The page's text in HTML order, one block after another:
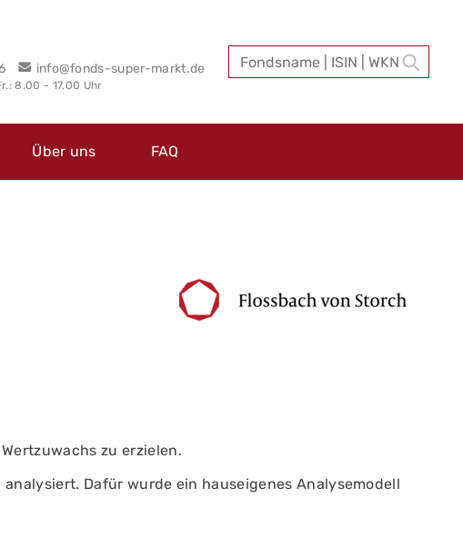
info@fonds-super-markt.de
8.00 - 17.00 Uhr
Über uns FAQ
zu erzielen.
Dafür wurde ein hauseigenes Analysemodell